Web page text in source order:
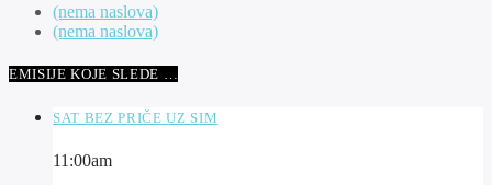
(nema naslova)
(nema naslova)
EMISIJE KOJE SLEDE …
SAT BEZ PRIČE UZ SIM
11:00am